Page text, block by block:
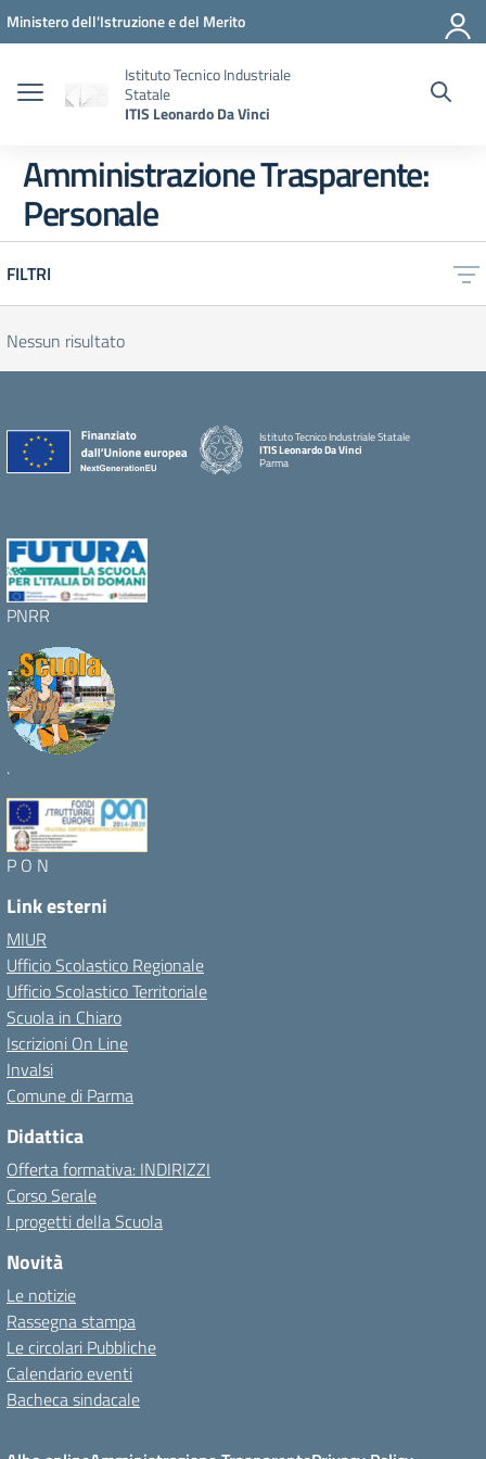
Vai ai contenuti
Vai al menu di navigazione
Vai al footer
Ministero dell'Istruzione e del Merito
Istituto Tecnico Industriale
Statale
ITIS Leonardo Da Vinci
Amministrazione Trasparente:
Personale
FILTRI
Nessun risultato
Istituto Tecnico Industriale Statale
ITIS Leonardo Da Vinci
Parma
PNRR
.
P O N
Link esterni
MIUR
Ufficio Scolastico Regionale
Ufficio Scolastico Territoriale
Scuola in Chiaro
Iscrizioni On Line
Invalsi
Comune di Parma
Didattica
Offerta formativa: INDIRIZZI
Corso Serale
I progetti della Scuola
Novità
Le notizie
Rassegna stampa
Le circolari Pubbliche
Calendario eventi
Bacheca sindacale